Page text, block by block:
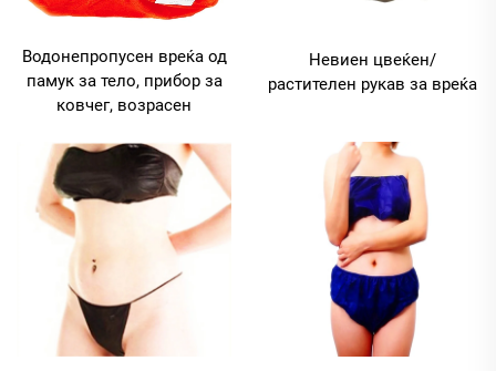
Водонепропусен вреќа од
памук за тело, прибор за
ковчег, возрасен
Невиен цвеќен/
растителен рукав за вреќа